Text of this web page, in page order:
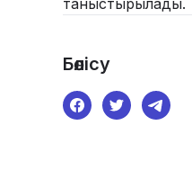
таныстырылады.
Бөлісу